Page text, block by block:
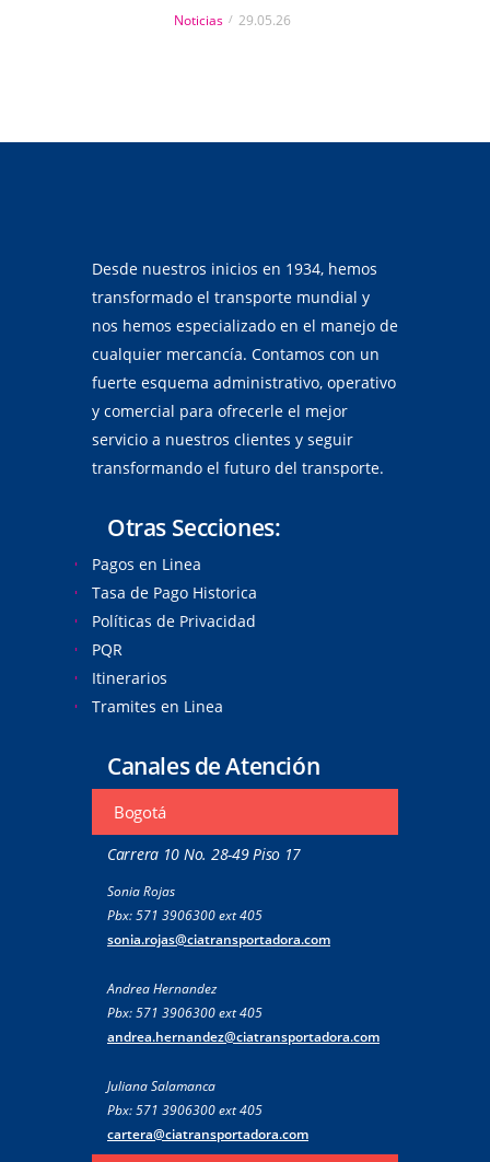
Noticias 29.05.26
Desde nuestros inicios en 1934, hemos
transformado el transporte mundial y
nos hemos especializado en el manejo de
cualquier mercancía. Contamos con un
fuerte esquema administrativo, operativo
y comercial para ofrecerle el mejor
servicio a nuestros clientes y seguir
transformando el futuro del transporte.
Otras Secciones:
Pagos en Linea
Tasa de Pago Historica
Políticas de Privacidad
PQR
Itinerarios
Tramites en Linea
Canales de Atención
Bogotá
Carrera 10 No. 28-49 Piso 17
Sonia Rojas
Pbx: 571 3906300 ext 405
sonia.rojas@ciatransportadora.com
Andrea Hernandez
Pbx: 571 3906300 ext 405
andrea.hernandez@ciatransportadora.com
Juliana Salamanca
Pbx: 571 3906300 ext 405
cartera@ciatransportadora.com